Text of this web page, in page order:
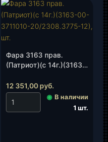
Фара 3163 прав.
(Патриот)(с 14г.)(3163-
20/2308.3775-12), шт.
12 351,00 руб.
◉ В наличии
1 шт.